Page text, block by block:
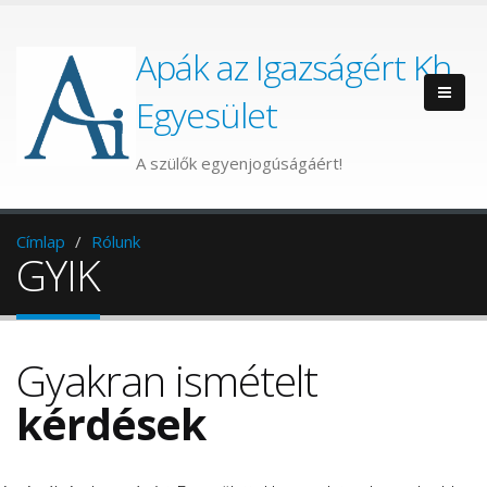
Apák az Igazságért Kh.
Egyesület
A szülők egyenjogúságáért!
Címlap Rólunk
GYIK
Gyakran ismételt
kérdések